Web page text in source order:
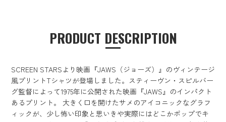
PRODUCT DESCRIPTION
SCREEN STARSより映画『JAWS（ジョーズ）』のヴィンテージ
風プリントTシャツが登場しました。スティーヴン・スピルバー
グ監督によって1975年に公開された映画『JAWS』のインパクト
あるプリント。 大きく口を開けたサメのアイコニックなグラフ
ィックが、少し怖い印象と思いきや実際にはどこかポップでキ